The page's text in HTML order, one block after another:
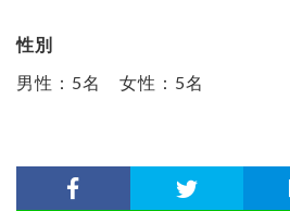
性別
男性：5名 女性：5名